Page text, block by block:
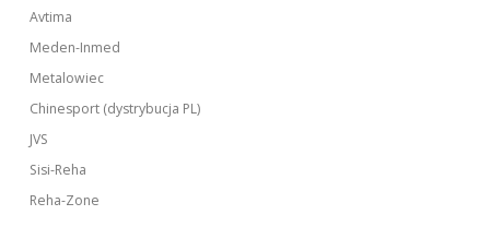
Avtima
Meden-Inmed
Metalowiec
Chinesport (dystrybucja PL)
JVS
Sisi-Reha
Reha-Zone